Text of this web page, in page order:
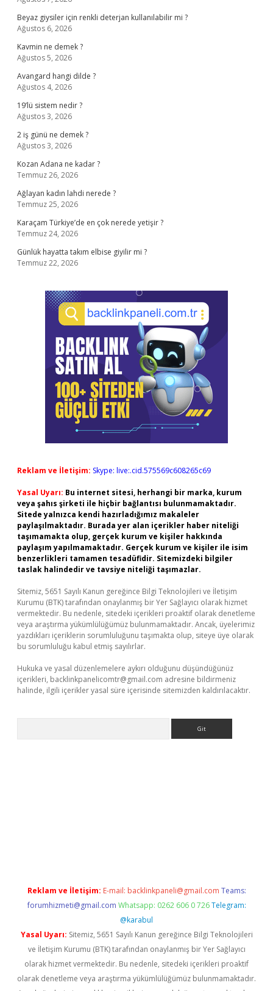
Beyaz giysiler için renkli deterjan kullanılabilir mi ?
Ağustos 6, 2026
Kavmin ne demek ?
Ağustos 5, 2026
Avangard hangi dilde ?
Ağustos 4, 2026
19’lü sistem nedir ?
Ağustos 3, 2026
2 iş günü ne demek ?
Ağustos 3, 2026
Kozan Adana ne kadar ?
Temmuz 26, 2026
Ağlayan kadın lahdi nerede ?
Temmuz 25, 2026
Karaçam Türkiye’de en çok nerede yetişir ?
Temmuz 24, 2026
Günlük hayatta takım elbise giyilir mi ?
Temmuz 22, 2026
Reklam ve İletişim: Skype: live:.cid.575569c608265c69
Yasal Uyarı: Bu internet sitesi, herhangi bir marka, kurum
veya şahıs şirketi ile hiçbir bağlantısı bulunmamaktadır.
Sitede yalnızca kendi hazırladığımız makaleler
paylaşılmaktadır. Burada yer alan içerikler haber niteliği
taşımamakta olup, gerçek kurum ve kişiler hakkında
paylaşım yapılmamaktadır. Gerçek kurum ve kişiler ile isim
benzerlikleri tamamen tesadüfidir. Sitemizdeki bilgiler
taslak halindedir ve tavsiye niteliği taşımazlar.
Sitemiz, 5651 Sayılı Kanun gereğince Bilgi Teknolojileri ve İletişim
Kurumu (BTK) tarafından onaylanmış bir Yer Sağlayıcı olarak hizmet
vermektedir. Bu nedenle, sitedeki içerikleri proaktif olarak denetleme
veya araştırma yükümlülüğümüz bulunmamaktadır. Ancak, üyelerimiz
yazdıkları içeriklerin sorumluluğunu taşımakta olup, siteye üye olarak
bu sorumluluğu kabul etmiş sayılırlar.
Hukuka ve yasal düzenlemelere aykırı olduğunu düşündüğünüz
içerikleri, backlinkpanelicomtr@gmail.com adresine bildirmeniz
halinde, ilgili içerikler yasal süre içerisinde sitemizden kaldırılacaktır.
Reklam ve İletişim: E-mail: backlinkpaneli@gmail.com Teams:
forumhizmeti@gmail.com Whatsapp: 0262 606 0 726 Telegram:
@karabul
Yasal Uyarı: Sitemiz, 5651 Sayılı Kanun gereğince Bilgi Teknolojileri
ve İletişim Kurumu (BTK) tarafından onaylanmış bir Yer Sağlayıcı
olarak hizmet vermektedir. Bu nedenle, sitedeki içerikleri proaktif
olarak denetleme veya araştırma yükümlülüğümüz bulunmamaktadır.